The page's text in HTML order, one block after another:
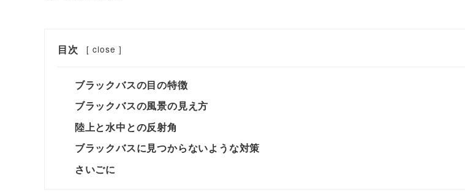
目次 [ close ]
ブラックバスの目の特徴
ブラックバスの風景の見え方
陸上と水中との反射角
ブラックバスに見つからないような対策
さいごに